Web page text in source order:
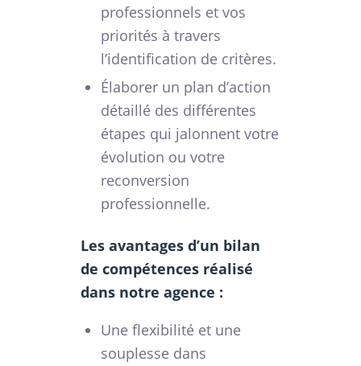
professionnels et vos
priorités à travers
l’identification de critères.
Élaborer un plan d’action
détaillé des différentes
étapes qui jalonnent votre
évolution ou votre
reconversion
professionnelle.
Les avantages d’un bilan
de compétences réalisé
dans notre agence :
Une flexibilité et une
souplesse dans